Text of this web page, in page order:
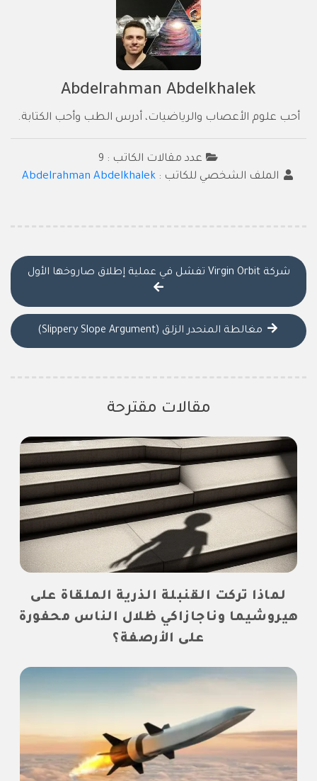
Abdelrahman Abdelkhalek
أحب علوم الأعصاب والرياضيات، أدرس الطب وأحب الكتابة.
عدد مقالات الكاتب : 9
الملف الشخصي للكاتب : Abdelrahman Abdelkhalek
شركة Virgin Orbit تفشل في عملية إطلاق صاروخها الأول
مغالطة المنحدر الزلق (Slippery Slope Argument)
مقالات مقترحة
لماذا تركت القنبلة الذرية الملقاة على
هيروشيما وناجازاكي ظلال الناس محفورة
على الأرصفة؟